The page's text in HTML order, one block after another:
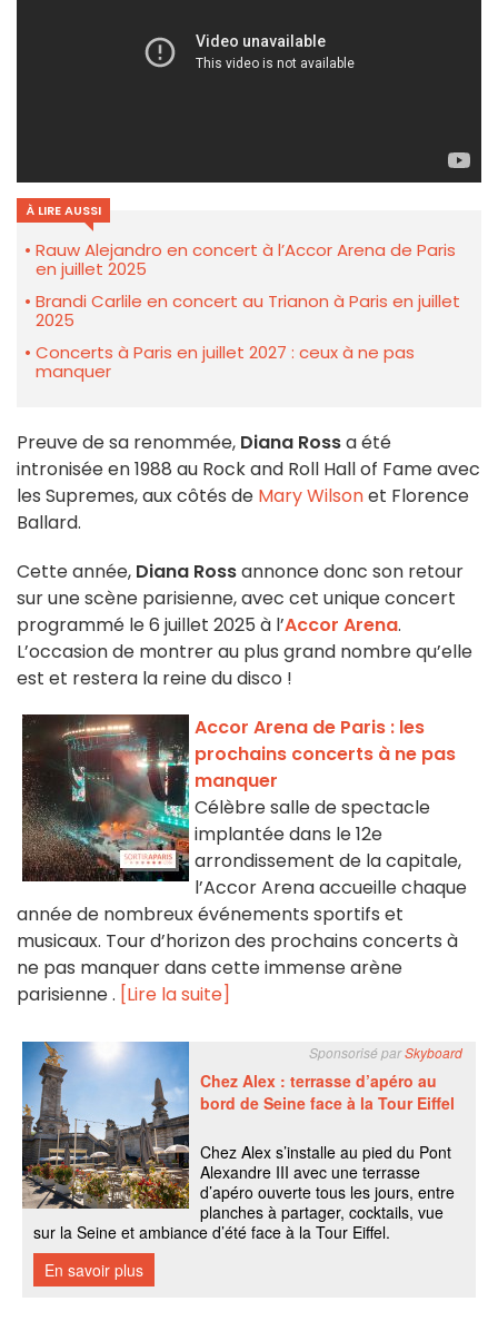
À LIRE AUSSI
Rauw Alejandro en concert à l’Accor Arena de Paris
en juillet 2025
Brandi Carlile en concert au Trianon à Paris en juillet
2025
Concerts à Paris en juillet 2027 : ceux à ne pas
manquer
Preuve de sa renommée, Diana Rossa été
intronisée en 1988 au Rock and Roll Hall of Fame avec
les Supremes, aux côtés de Mary Wilsonet Florence
Ballard.
Cette année, Diana Rossannonce donc son retour
sur une scène parisienne, avec cet unique concert
programmé le 6 juillet 2025 à l’Accor Arena.
L’occasion de montrer au plus grand nombre qu’elle
est et restera la reine du disco !
Accor Arena de Paris : les
prochains concerts à ne pas
manquer
Célèbre salle de spectacle
implantée dans le 12e
arrondissement de la capitale,
l’Accor Arena accueille chaque
année de nombreux événements sportifs et
musicaux. Tour d’horizon des prochains concerts à
ne pas manquer dans cette immense arène
parisienne . [Lire la suite]